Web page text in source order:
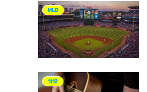
MLB
音楽